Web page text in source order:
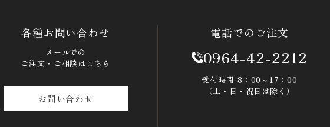
各種お問い合わせ
メールでの
ご注文・ご相談はこちら
お問い合わせ
電話でのご注文
0964-42-2212
受付時間 8：00～17：00
（土・日・祝日は除く）